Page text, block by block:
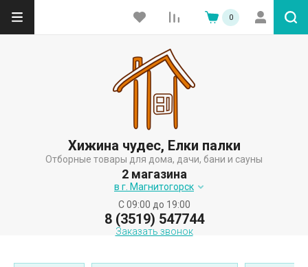
0
Хижина чудес, Елки палки
Отборные товары для дома, дачи, бани и сауны
2 магазина
в г. Магнитогорск
C 09:00 до 19:00
8 (3519) 547744
Заказать звонок